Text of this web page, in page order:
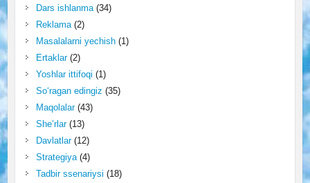
Dars ishlanma(34)
Reklama(2)
Masalalarni yechish(1)
Ertaklar(2)
Yoshlar ittifoqi (1)
So‘ragan edingiz (35)
Maqolalar(43)
She’rlar(13)
Davlatlar(12)
Strategiya(4)
Tadbir ssenariysi (18)